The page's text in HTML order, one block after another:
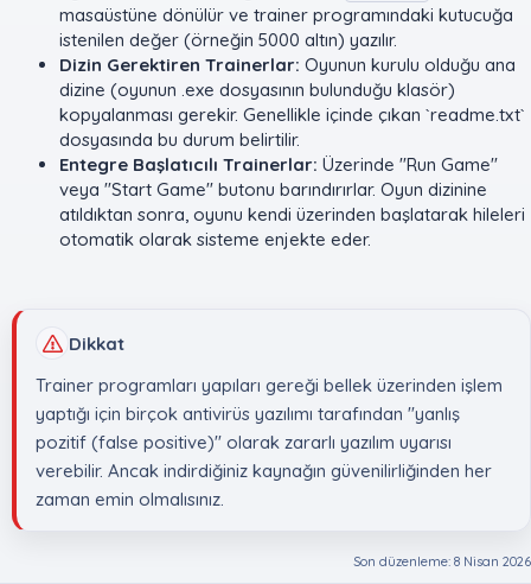
masaüstüne dönülür ve trainer programındaki kutucuğa
istenilen değer (örneğin 5000 altın) yazılır.
Dizin Gerektiren Trainerlar: Oyunun kurulu olduğu ana
dizine (oyunun .exe dosyasının bulunduğu klasör)
kopyalanması gerekir. Genellikle içinde çıkan `readme.txt`
dosyasında bu durum belirtilir.
Entegre Başlatıcılı Trainerlar: Üzerinde "Run Game"
veya "Start Game" butonu barındırırlar. Oyun dizinine
atıldıktan sonra, oyunu kendi üzerinden başlatarak hileleri
otomatik olarak sisteme enjekte eder.
Dikkat
Trainer programları yapıları gereği bellek üzerinden işlem
yaptığı için birçok antivirüs yazılımı tarafından "yanlış
pozitif (false positive)" olarak zararlı yazılım uyarısı
verebilir. Ancak indirdiğiniz kaynağın güvenilirliğinden her
zaman emin olmalısınız.
Son düzenleme: 8 Nisan 2026